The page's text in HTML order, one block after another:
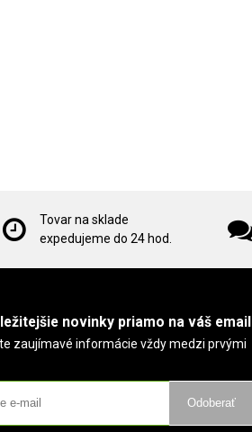
Tovar na sklade
expedujeme do 24 hod.
novinky priamo na váš email
zaujímavé informácie vždy medzi prvými
Odoberať